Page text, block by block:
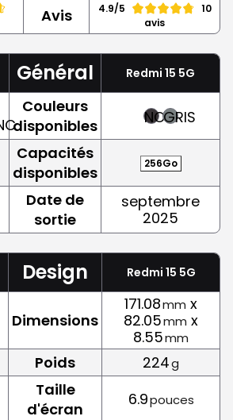
Avis 4.9/5
10
avis
Général Redmi 15 5G
Couleurs
disponibles
NOIRGRIS
Capacités
disponibles
256Go
Date de
sortie
septembre
2025
Design Redmi 15 5G
Dimensions
171.08mm x
82.05mm x
8.55mm
Poids 224g
Taille
d'écran
6.9pouces